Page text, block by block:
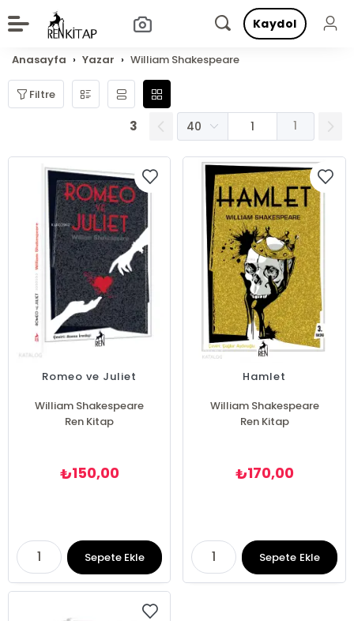
Kaydol
Anasayfa Yazar William Shakespeare
Filtre
3 1
Romeo ve Juliet
William Shakespeare
Ren Kitap
₺150,00
Sepete Ekle
Hamlet
William Shakespeare
Ren Kitap
₺170,00
Sepete Ekle